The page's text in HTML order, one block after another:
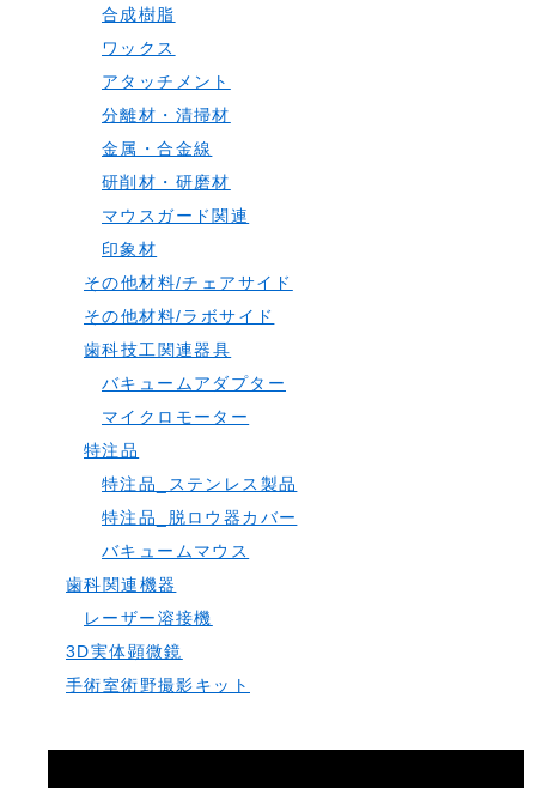
合成樹脂
ワックス
アタッチメント
分離材・清掃材
金属・合金線
研削材・研磨材
マウスガード関連
印象材
その他材料/チェアサイド
その他材料/ラボサイド
歯科技工関連器具
バキュームアダプター
マイクロモーター
特注品
特注品_ステンレス製品
特注品_脱ロウ器カバー
バキュームマウス
歯科関連機器
レーザー溶接機
3D実体顕微鏡
手術室術野撮影キット